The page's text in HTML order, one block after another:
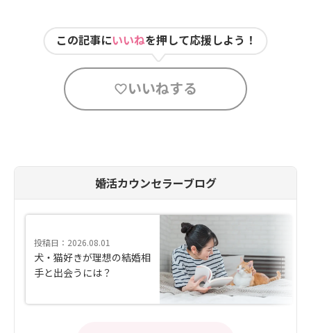
この記事にいいねを押して応援しよう！
いいねする
婚活カウンセラーブログ
投稿日：2026.08.01
犬・猫好きが理想の結婚相
手と出会うには？